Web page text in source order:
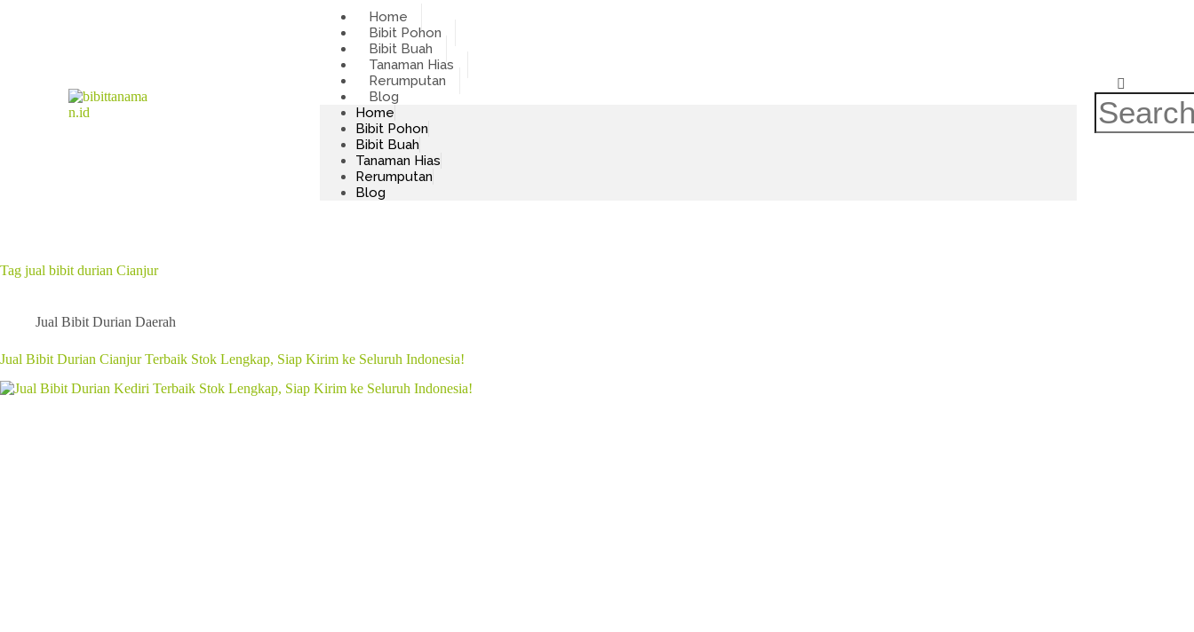
Home
Bibit Pohon
Bibit Buah
Tanaman Hias
Rerumputan
Blog
Home
Bibit Pohon
Bibit Buah
Tanaman Hias
Rerumputan
Blog
Tag jual bibit durian Cianjur
Jual Bibit Durian Daerah
Jual Bibit Durian Cianjur Terbaik Stok Lengkap, Siap Kirim ke Seluruh Indonesia!